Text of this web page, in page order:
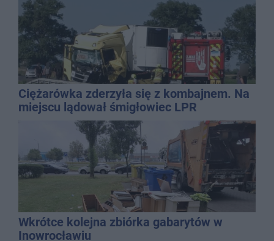
Ciężarówka zderzyła się z kombajnem. Na
miejscu lądował śmigłowiec LPR
Wkrótce kolejna zbiórka gabarytów w
Inowrocławiu